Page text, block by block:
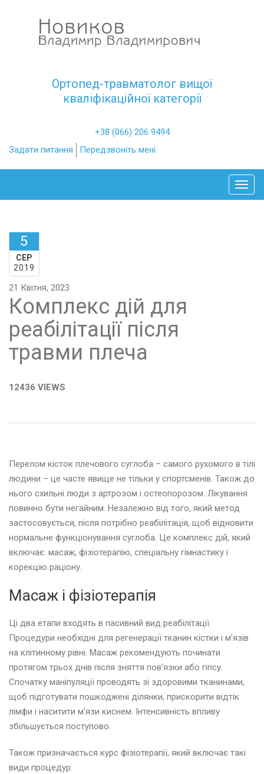
Ортопед-травматолог вищої
кваліфікаційної категорії
+38 (066) 206 9494
Задати питання
Передзвоніть мені
5
СЕР
2019
21 Квітня, 2023
Комплекс дій для
реабілітації після
травми плеча
12436 VIEWS
Перелом кісток плечового суглоба – самого рухомого в тілі
людини – це часте явище не тільки у спортсменів. Також до
нього схильні люди з артрозом і остеопорозом. Лікування
повинно бути негайним. Незалежно від того, який метод
застосовується, після потрібно реабілітація, щоб відновити
нормальне функціонування суглоба. Це комплекс дій, який
включає: масаж, фізіотерапію, спеціальну гімнастику і
корекцію раціону.
Масаж і фізіотерапія
Ці два етапи входять в пасивний вид реабілітації.
Процедури необхідні для регенерації тканин кістки і м’язів
на клітинному рівні. Масаж рекомендують починати
протягом трьох днів після зняття пов’язки або гіпсу.
Спочатку маніпуляції проводять зі здоровими тканинами,
щоб підготувати пошкоджені ділянки, прискорити відтік
лімфи і наситити м’язи киснем. Інтенсивність впливу
збільшується поступово.
Також призначається курс фізіотерапії, який включає такі
види процедур: